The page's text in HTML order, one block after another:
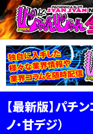
【最新版】パチ
ノ・甘デジ）